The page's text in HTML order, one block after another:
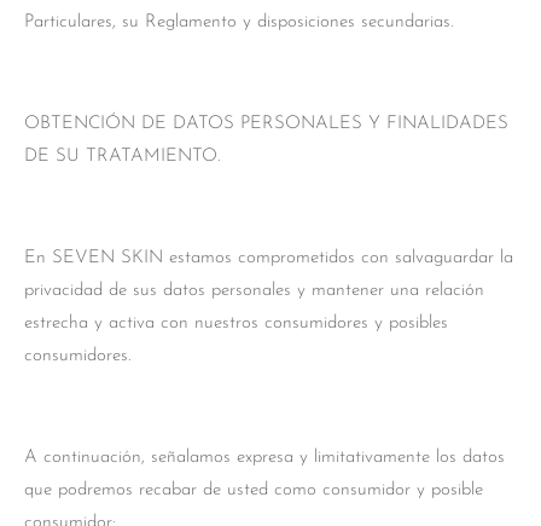
Particulares, su Reglamento y disposiciones secundarias.
OBTENCIÓN DE DATOS PERSONALES Y FINALIDADES
DE SU TRATAMIENTO.
En SEVEN SKIN estamos comprometidos con salvaguardar la
privacidad de sus datos personales y mantener una relación
estrecha y activa con nuestros consumidores y posibles
consumidores.
A continuación, señalamos expresa y limitativamente los datos
que podremos recabar de usted como consumidor y posible